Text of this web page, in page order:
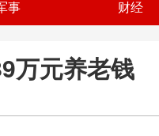
事 财经
万元养老钱